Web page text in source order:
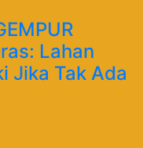
Lahan
Jika Tak Ada